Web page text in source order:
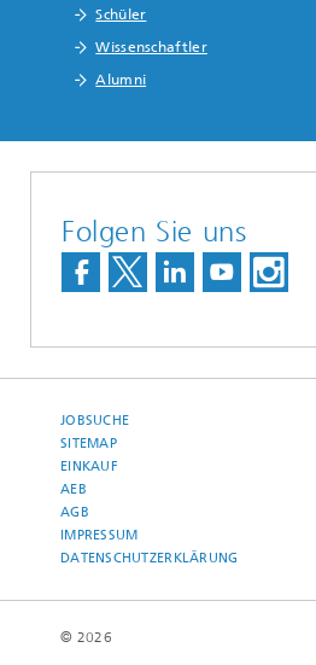
Schüler
Wissenschaftler
Alumni
Folgen Sie uns
JOBSUCHE
SITEMAP
EINKAUF
AEB
AGB
IMPRESSUM
DATENSCHUTZERKLÄRUNG
© 2026